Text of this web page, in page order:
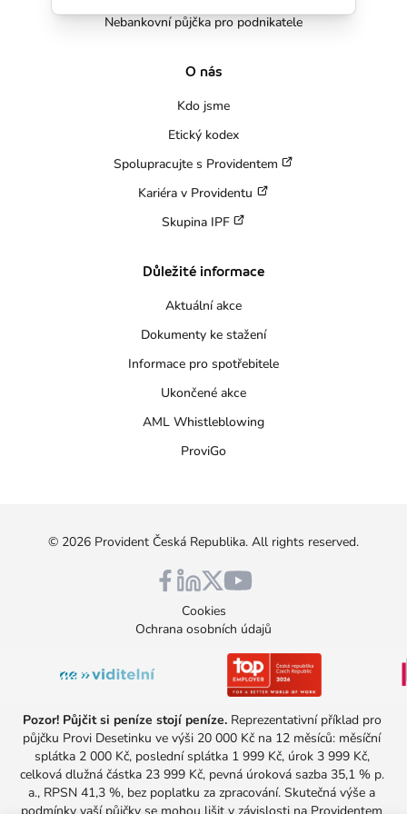
Nebankovní půjčka pro podnikatele
O nás
Kdo jsme
Etický kodex
Spolupracujte s Providentem
Kariéra v Providentu
Skupina IPF
Důležité informace
Aktuální akce
Dokumenty ke stažení
Informace pro spotřebitele
Ukončené akce
AML Whistleblowing
ProviGo
© 2026 Provident Česká Republika. All rights reserved.
Cookies
Ochrana osobních údajů
Pozor! Půjčit si peníze stojí peníze. Reprezentativní příklad pro
půjčku Provi Desetinku ve výši 20 000 Kč na 12 měsíců: měsíční
splátka 2 000 Kč, poslední splátka 1 999 Kč, úrok 3 999 Kč,
celková dlužná částka 23 999 Kč, pevná úroková sazba 35,1 % p.
a., RPSN 41,3 %, bez poplatku za zpracování. Skutečná výše a